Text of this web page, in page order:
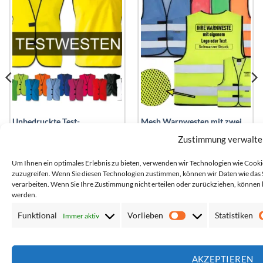
Zustimmung
Um Ihnen ein optimales Erlebnis zu bieten, verwenden wir Technologien wie
zuzugreifen. Wenn Sie diesen Technologien zustimmen, können wir Daten wie
verarbeiten. Wenn Sie Ihre Zustimmung nicht erteilen oder zurückziehen,
werden.
Funktional Immer aktiv Vorlieben
Vorlieben
Statistiken
AKZEPTIEREN
Unbedruckte Test-
Netto*:2,48€
Brutto*:2,95€
Mesh Warnwesten mit zwei
Klettverschluss
Netto*:5,03€
Brutto*:5,99€